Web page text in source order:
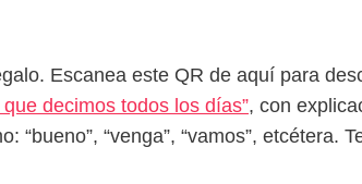
Escanea este QR de aquí para
decimos todos los días”, con
“bueno”, “venga”, “vamos”, etcétera.